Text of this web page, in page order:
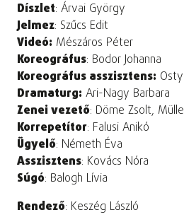
Díszlet: Árvai György
Jelmez: Szűcs Edit
Videó: Mészáros Péter
Koreográfus: Bodor Johanna
Koreográfus asszisztens:
Dramaturg: Ari-Nagy Barbara
Zenei vezető: Döme Zsolt,
Korrepetítor: Falusi Anikó
Ügyelő: Németh Éva
Asszisztens: Kovács Nóra
Súgó: Balogh Lívia
Rendező: Keszég László